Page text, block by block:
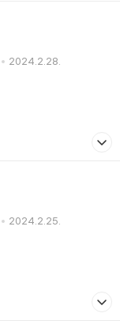
2024.2.28.
2024.2.25.